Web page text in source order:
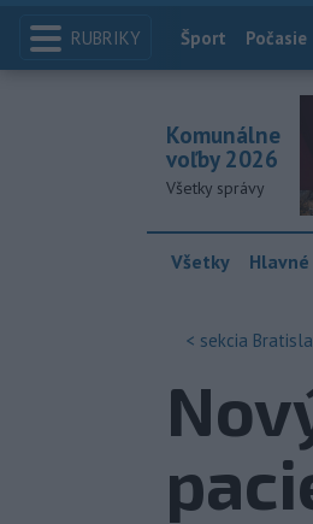
RUBRIKY Index
Šport Počasie
Komunálne
voľby 2026
Všetky správy
Všetky
< sekcia